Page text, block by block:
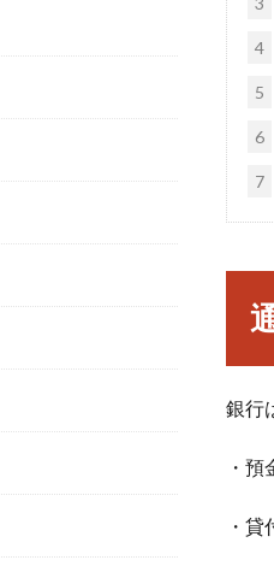
4
5
6
7
銀行
・
・